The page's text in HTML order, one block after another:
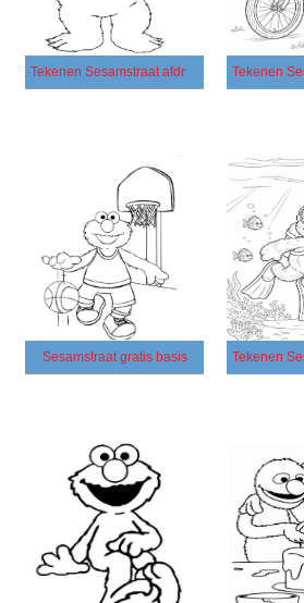
Tekenen Sesamstraat afdrukbaar voor kinderen
Sesamstraat gratis basis